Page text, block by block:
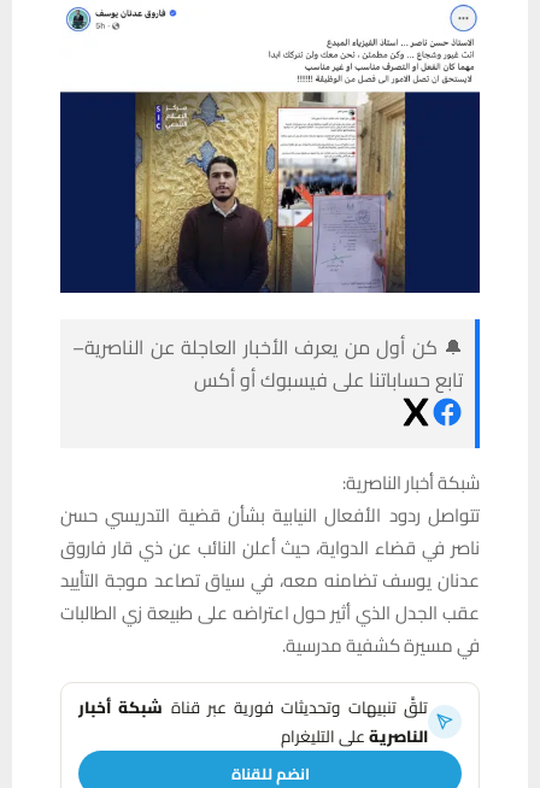
🔔 كن أول من يعرف الأخبار العاجلة عن الناصرية–
تابع حساباتنا على فيسبوك أو أكس
شبكة أخبار الناصرية:
تتواصل ردود الأفعال النيابية بشأن قضية التدريسي حسن
ناصر في قضاء الدواية، حيث أعلن النائب عن ذي قار فاروق
عدنان يوسف تضامنه معه، في سياق تصاعد موجة التأييد
عقب الجدل الذي أثير حول اعتراضه على طبيعة زي الطالبات
في مسيرة كشفية مدرسية.
تلقَّ تنبيهات وتحديثات فورية عبر قناة شبكة أخبار
الناصريةعلى التليغرام
انضم للقناة